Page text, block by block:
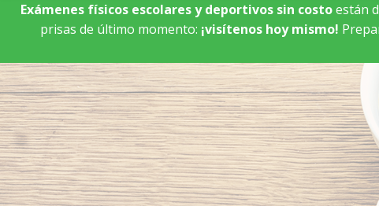
Exámenes físicos escolares y deportivos sin costoestán
prisas de último momento: ¡visítenos hoy mismo!